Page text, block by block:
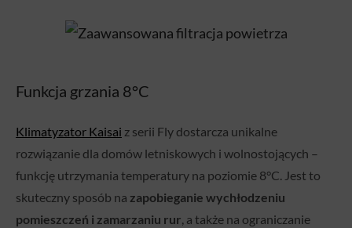
Funkcja grzania 8°C
Klimatyzator Kaisai z serii Fly dostarcza unikalne
rozwiązanie dla domów letniskowych i wolnostojących –
funkcję utrzymania temperatury na poziomie 8°C. Jest to
skuteczny sposób na zapobieganie wychłodzeniu
pomieszczeń i zamarzaniu rur, a także na ograniczanie